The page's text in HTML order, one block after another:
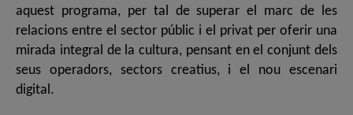
aquest programa, per tal de superar el marc de les
relacions entre el sector públic i el privat per oferir una
mirada integral de la cultura, pensant en el conjunt dels
seus operadors, sectors creatius, i el nou escenari
digital.